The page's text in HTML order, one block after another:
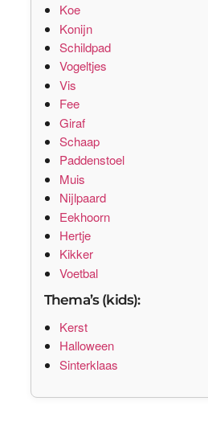
Koe
Konijn
Schildpad
Vogeltjes
Vis
Fee
Giraf
Schaap
Paddenstoel
Muis
Nijlpaard
Eekhoorn
Hertje
Kikker
Voetbal
Thema’s (kids):
Kerst
Halloween
Sinterklaas